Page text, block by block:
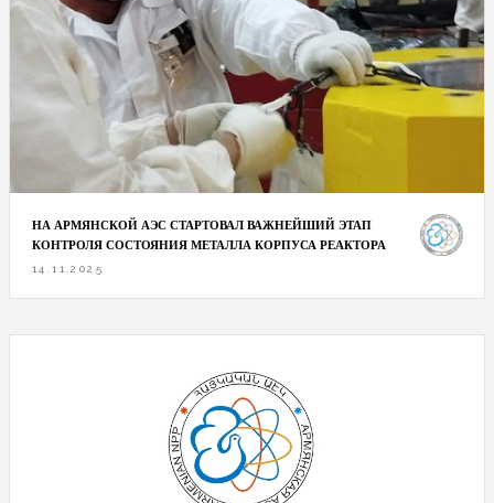
НА АРМЯНСКОЙ АЭС СТАРТОВАЛ ВАЖНЕЙШИЙ ЭТАП
КОНТРОЛЯ СОСТОЯНИЯ МЕТАЛЛА КОРПУСА РЕАКТОРА
14.11.2025